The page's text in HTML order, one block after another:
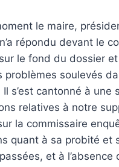
le maire,
répondu devant le
le fond du dossier
problèmes soulevés
Il s’est cantonné à une
relatives à notre
la commissaire
quant à sa probité et
et à l’absence